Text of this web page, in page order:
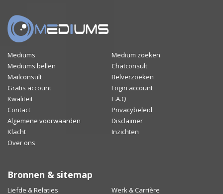
Mediums
Medium zoeken
Mediums bellen
Chatconsult
Mailconsult
Belverzoeken
Gratis account
Login account
Kwaliteit
F.A.Q
Contact
Privacybeleid
Algemene voorwaarden
Disclaimer
Klacht
Inzichten
Over ons
Bronnen & sitemap
Liefde & Relaties Werk & Carrière